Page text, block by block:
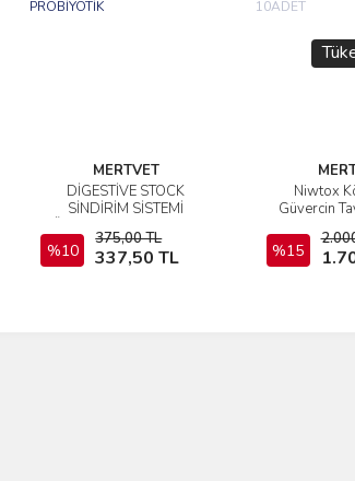
MERTVET
DİGESTİVE STOCK
SİNDİRİM SİSTEMİ
%10
375,00 TL
337,50 TL
İncele
Sepete Ekle
Niwtox
Güvercin
%15